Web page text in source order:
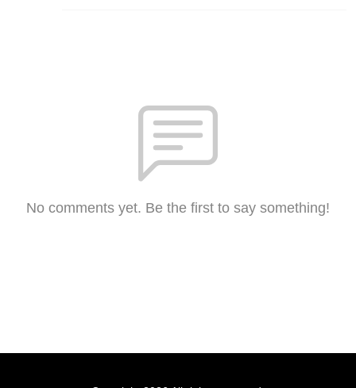
No comments yet. Be the first to say something!